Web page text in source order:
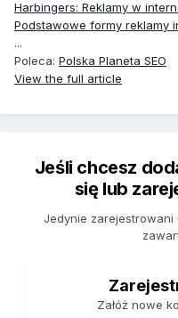
Harbingers: Reklamy w
Podstawowe formy reklamy
...
Poleca: Polska Planeta SEO
View the full article
Jeśli chcesz
się lub
Jedynie
Załóż nowe